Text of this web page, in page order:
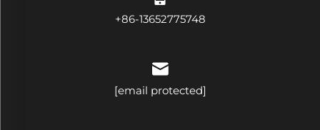
+86-13652775748
[email protected]